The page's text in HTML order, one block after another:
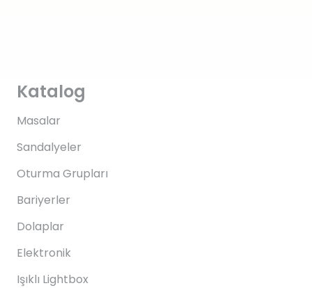
Katalog
Masalar
Sandalyeler
Oturma Grupları
Bariyerler
Dolaplar
Elektronik
Işıklı Lightbox